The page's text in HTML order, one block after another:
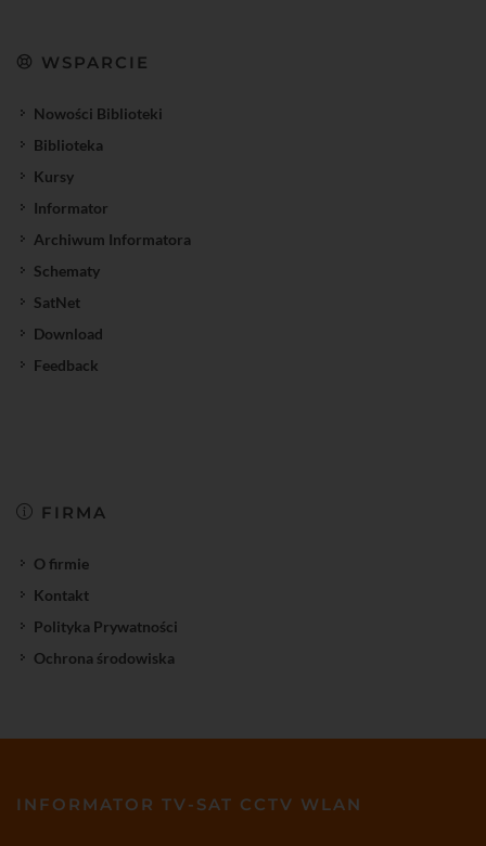
WSPARCIE
Nowości Biblioteki
Biblioteka
Kursy
Informator
Archiwum Informatora
Schematy
SatNet
Download
Feedback
FIRMA
O firmie
Kontakt
Polityka Prywatności
Ochrona środowiska
INFORMATOR TV-SAT CCTV WLAN